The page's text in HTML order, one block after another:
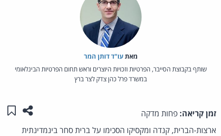
מאת‏עו"ד דותן המר
שותף בקבוצת הסייבר, הפרטיות וזכויות היוצרים וראש תחום הפרטיות הבינלאומי
במשרד פרל כהן צדק לצר ברץ
זמן קריאה: פחות מדקה שתפו
ארצות-הברית, קנדה ומקסיקו הסכימו על ברית סחר בינמדינתית